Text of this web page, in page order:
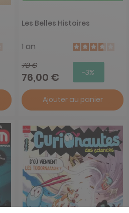
Les Belles Histoires
1 an
78 €
76,00 € -3%
Ajouter au panier